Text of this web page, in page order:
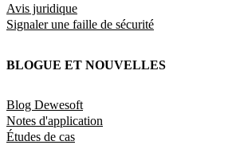
Avis juridique
Signaler une faille de sécurité
BLOGUE ET NOUVELLES
Blog Dewesoft
Notes d'application
Études de cas